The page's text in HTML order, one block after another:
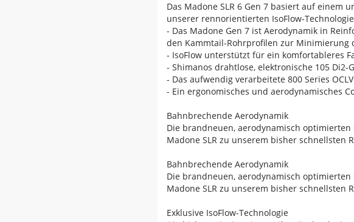
Das Madone SLR 6 Gen 7 basiert auf
unserer rennorientierten IsoFlow-
- Das Madone Gen 7 ist Aerodynamik in
den Kammtail-Rohrprofilen zur Minimierung
- IsoFlow unterstützt für ein komfortableres
- Shimanos drahtlose, elektronische 105
- Das aufwendig verarbeitete 800 Series
- Ein ergonomisches und aerodynamisches
Bahnbrechende Aerodynamik
Die brandneuen, aerodynamisch
Madone SLR zu unserem bisher schnellsten
Bahnbrechende Aerodynamik
Die brandneuen, aerodynamisch
Madone SLR zu unserem bisher schnellsten
Exklusive IsoFlow-Technologie